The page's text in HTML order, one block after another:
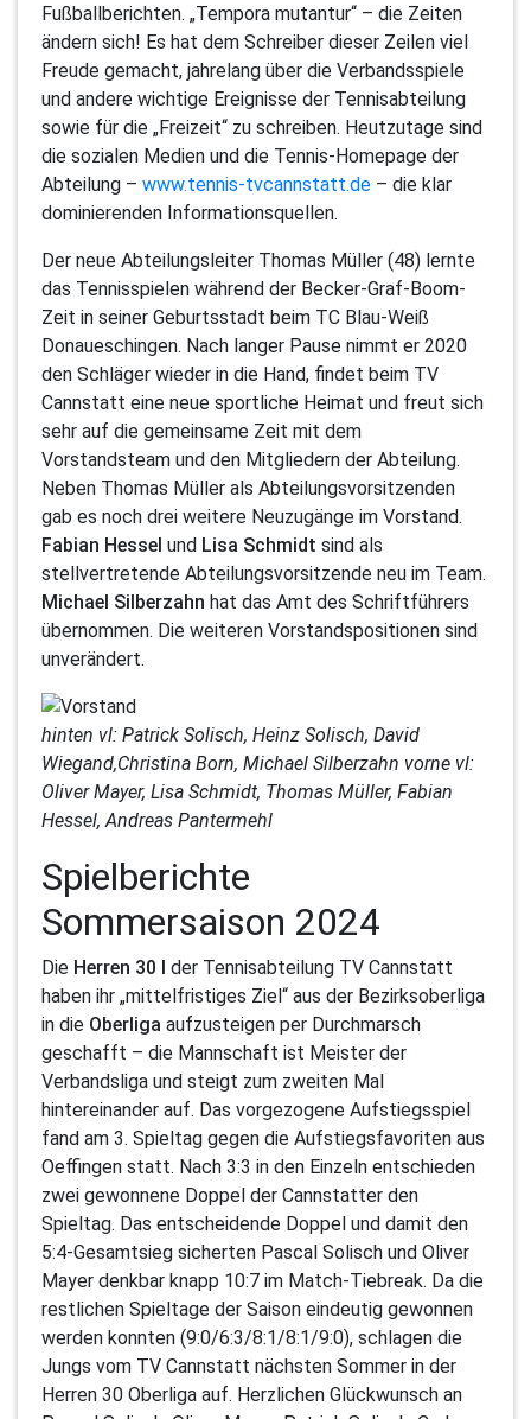
Fußballberichten. „Tempora mutantur“ – die Zeiten
ändern sich! Es hat dem Schreiber dieser Zeilen viel
Freude gemacht, jahrelang über die Verbandsspiele
und andere wichtige Ereignisse der Tennisabteilung
sowie für die „Freizeit“ zu schreiben. Heutzutage sind
die sozialen Medien und die Tennis-Homepage der
Abteilung – www.tennis-tvcannstatt.de – die klar
dominierenden Informationsquellen.
Der neue Abteilungsleiter Thomas Müller (48) lernte
das Tennisspielen während der Becker-Graf-Boom-
Zeit in seiner Geburtsstadt beim TC Blau-Weiß
Donaueschingen. Nach langer Pause nimmt er 2020
den Schläger wieder in die Hand, findet beim TV
Cannstatt eine neue sportliche Heimat und freut sich
sehr auf die gemeinsame Zeit mit dem
Vorstandsteam und den Mitgliedern der Abteilung.
Neben Thomas Müller als Abteilungsvorsitzenden
gab es noch drei weitere Neuzugänge im Vorstand.
Fabian Hessel und Lisa Schmidt sind als
stellvertretende Abteilungsvorsitzende neu im Team.
Michael Silberzahn hat das Amt des Schriftführers
übernommen. Die weiteren Vorstandspositionen sind
unverändert.
hinten vl: Patrick Solisch, Heinz Solisch, David
Wiegand,Christina Born, Michael Silberzahn vorne vl:
Oliver Mayer, Lisa Schmidt, Thomas Müller, Fabian
Hessel, Andreas Pantermehl
Spielberichte
Sommersaison 2024
Die Herren 30 I der Tennisabteilung TV Cannstatt
haben ihr „mittelfristiges Ziel“ aus der Bezirksoberliga
in die Oberliga aufzusteigen per Durchmarsch
geschafft – die Mannschaft ist Meister der
Verbandsliga und steigt zum zweiten Mal
hintereinander auf. Das vorgezogene Aufstiegsspiel
fand am 3. Spieltag gegen die Aufstiegsfavoriten aus
Oeffingen statt. Nach 3:3 in den Einzeln entschieden
zwei gewonnene Doppel der Cannstatter den
Spieltag. Das entscheidende Doppel und damit den
5:4-Gesamtsieg sicherten Pascal Solisch und Oliver
Mayer denkbar knapp 10:7 im Match-Tiebreak. Da die
restlichen Spieltage der Saison eindeutig gewonnen
werden konnten (9:0/6:3/8:1/8:1/9:0), schlagen die
Jungs vom TV Cannstatt nächsten Sommer in der
Herren 30 Oberliga auf. Herzlichen Glückwunsch an